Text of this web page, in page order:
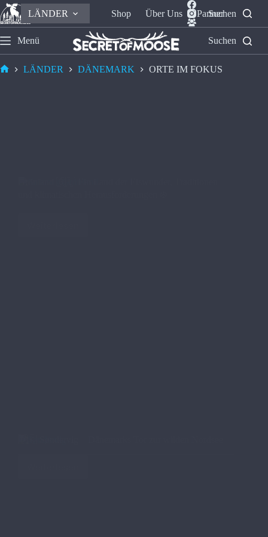
LÄNDER Shop Über Uns Partner
Suchen
Menü Suchen
LÄNDER DÄNEMARK ORTE IM FOKUS